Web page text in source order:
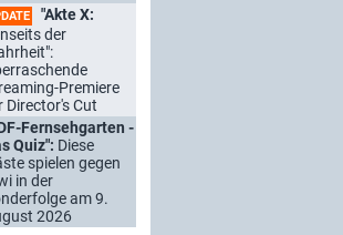
"Akte X:
der
Premiere
Director's Cut
Fernsehgarten -
Quiz": Diese
spielen gegen
in der
am 9.
2026